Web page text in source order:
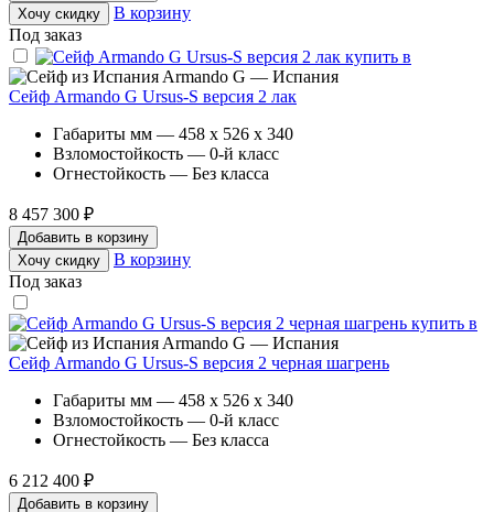
Хочу скидку
В корзину
Под заказ
Armando G — Испания
Сейф Armando G Ursus-S версия 2 лак
Габариты мм — 458 x 526 x 340
Взломостойкость — 0-й класс
Огнестойкость — Без класса
8 457 300 ₽
Добавить в корзину
Хочу скидку
В корзину
Под заказ
Armando G — Испания
Сейф Armando G Ursus-S версия 2 черная шагрень
Габариты мм — 458 x 526 x 340
Взломостойкость — 0-й класс
Огнестойкость — Без класса
6 212 400 ₽
Добавить в корзину